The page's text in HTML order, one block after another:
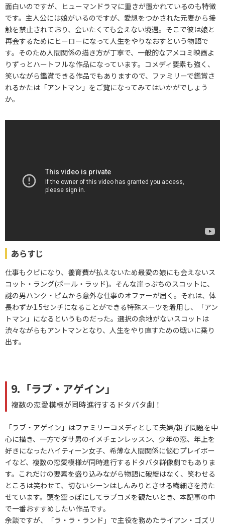
面白いのですが、ヒューマンドラマに重きが置かれているのも特徴
です。主人公には娘がいるのですが、愛想をつかされた元妻から接
触を禁止されており、会いたくても会えない境遇。そこで彼は娘と
再会するためにヒーローになって人生をやりなおすという物語で
す。そのため人間関係の描き方が丁寧で、一般的なアメコミ映画よ
りずっとハートフルな作品になっています。コメディ要素も強く、
笑いながら鑑賞できる作品でもありますので、ファミリーで鑑賞さ
れるかたは「アントマン」をご覧になってみてはいかがでしょう
か。
あらすじ
仕事もクビになり、養育費が払えないため最愛の娘にも会えないス
コット・ラング(ポール・ラッド)。そんな崖っぷちのスコットに、
謎の男ハンク・ピムから意外な仕事のオファーが届く。それは、体
長わずか1.5センチになることができる特殊スーツを着用し、「アン
トマン」になるというものだった。選択の余地がないスコットは
渋々ながらもアントマンとなり、人生をやり直すための戦いに乗り
出す。
9.「ラブ・アゲイン」
複数の恋愛模様が同時進行するドタバタ劇！
「ラブ・アゲイン」はファミリーコメディとして夫婦/親子問題を中
心に描き、一方でダサ男のイメチェンレッスン、少年の恋、年上を
好きになったハイティーン女子、希薄な人間関係に悩むプレイボー
イなど、複数の恋愛模様が同時進行するドタバタ群像劇でもありま
す。これだけの要素を盛り込みながら物語に破綻はなく、笑わせる
ところは笑わせて、切ないシーンはしんみりとさせる繊細さを持た
せています。頭を空っぽにしてラブコメを観たいとき、本記事の中
で一番おすすめしたい作品です。
余談ですが、「ラ・ラ・ランド」で主役を務めたライアン・ゴズリ